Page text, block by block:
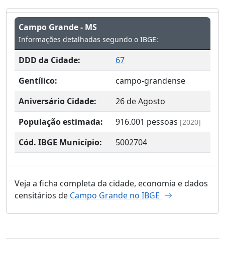
Campo Grande - MS
Informações detalhadas segundo o IBGE:
DDD da Cidade:
67
Gentílico:
campo-grandense
Aniversário Cidade:
26 de Agosto
População estimada:
916.001 pessoas [2020]
Cód. IBGE Município: 5002704
Veja a ficha completa da cidade, economia e dados
censitários de Campo Grande no IBGE